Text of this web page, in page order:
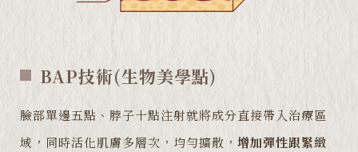
BAP技術(生物美學點)
臉部單邊五點、脖子十點注射就將成分直接帶入治療區
域，同時活化肌膚多層次，均勻擴散， 增加彈性跟緊緻